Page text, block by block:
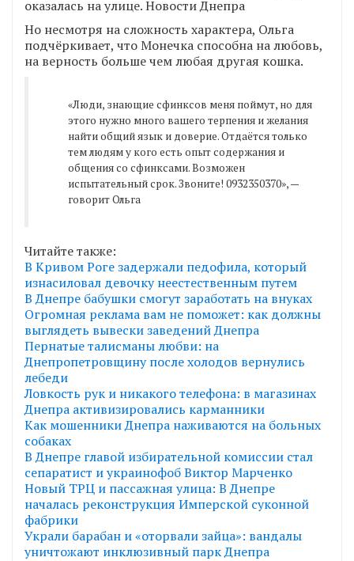
Но несмотря на сложность характера, Ольга
подчёркивает, что Монечка способна на любовь,
на верность больше чем любая другая кошка.
«Люди, знающие сфинксов меня поймут, но для
этого нужно много вашего терпения и желания
найти общий язык и доверие. Отдаётся только
тем людям у кого есть опыт содержания и
общения со сфинксами. Возможен
испытательный срок. Звоните! 0932350370», —
говорит Ольга
Читайте также:
В Кривом Роге задержали педофила, который
изнасиловал девочку неестественным путем
В Днепре бабушки смогут заработать на внуках
Огромная реклама вам не поможет: как должны
выглядеть вывески заведений Днепра
Пернатые талисманы любви: на
Днепропетровщину после холодов вернулись
лебеди
Ловкость рук и никакого телефона: в магазинах
Днепра активизировались карманники
Как мошенники Днепра наживаются на больных
собаках
В Днепре главой избирательной комиссии стал
сепаратист и украинофоб Виктор Марченко
Новый ТРЦ и пассажная улица: В Днепре
началась реконструкция Имперской суконной
фабрики
Украли барабан и «оторвали зайца»: вандалы
уничтожают инклюзивный парк Днепра